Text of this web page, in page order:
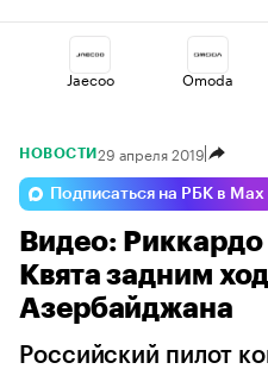
Jaecoo Omoda
Haval Esteo
Geely Voyah
НОВОСТИ 29 апреля 2019
Подписаться на РБК в Max
Видео: Риккардо
Квята задним
Азербайджана
Российский пилот